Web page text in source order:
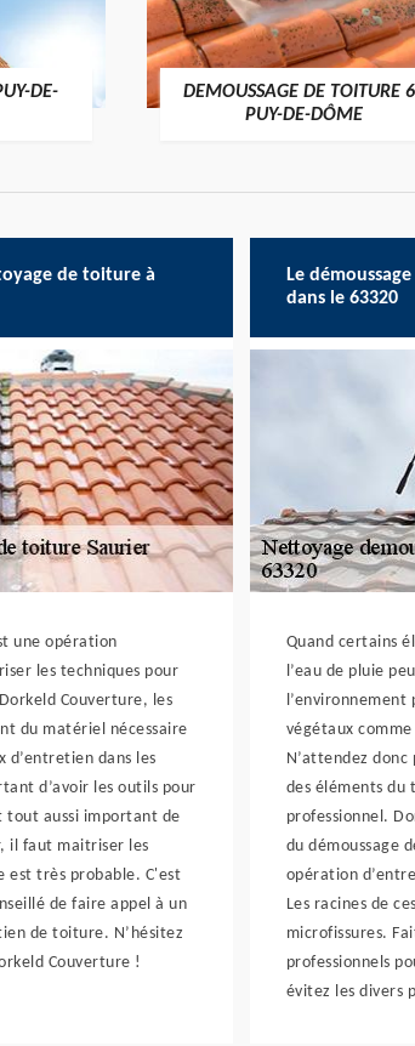
DE-
DEMOUSSAGE DE TOITURE
PUY-DE-DÔME
de toiture à
une opération
les techniques pour
Couverture, les
du matériel nécessaire
d’entretien dans les
d’avoir les outils pour
aussi important de
il faut maitriser les
est très probable. C'est
de faire appel à un
de toiture. N’hésitez
Couverture !
Le
dans le 63320
Quand certains
l’eau de pluie
végétaux comme
N’attendez donc
des éléments du
professionnel.
du démoussage
opération
Les racines de
microfissures.
professionnels
évitez les divers